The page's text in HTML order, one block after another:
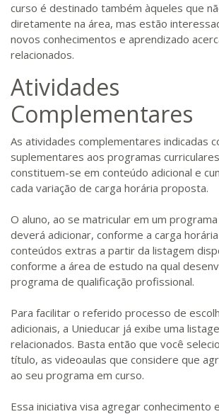
curso é destinado também àqueles que
diretamente na área, mas estão
novos conhecimentos e aprendizado
relacionados.
Atividades
Complementares
As atividades complementares indicadas
suplementares aos programas
constituem-se em conteúdo adicional e
cada variação de carga horária proposta.
O aluno, ao se matricular em um
deverá adicionar, conforme a carga
conteúdos extras a partir da listagem
conforme a área de estudo na qual
programa de qualificação profissional.
Para facilitar o referido processo de
adicionais, a Unieducar já exibe uma
relacionados. Basta então que você
título, as videoaulas que considere que
ao seu programa em curso.
Essa iniciativa visa agregar conhecimento